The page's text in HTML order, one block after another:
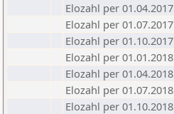
Elozahl per 01.04.2017
Elozahl per 01.07.2017
Elozahl per 01.10.2017
Elozahl per 01.01.2018
Elozahl per 01.04.2018
Elozahl per 01.07.2018
Elozahl per 01.10.2018